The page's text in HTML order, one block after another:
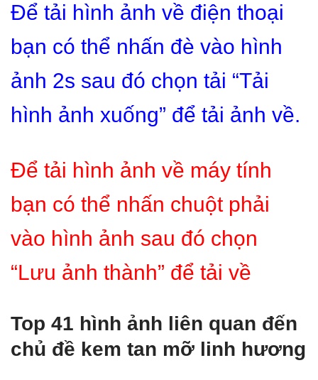
Để tải hình ảnh về điện thoại
bạn có thể nhấn đè vào hình
ảnh 2s sau đó chọn tải “Tải
hình ảnh xuống” để tải ảnh về.
Để tải hình ảnh về máy tính
bạn có thể nhấn chuột phải
vào hình ảnh sau đó chọn
“Lưu ảnh thành” để tải về
Top 41 hình ảnh liên quan đến
chủ đề kem tan mỡ linh hương